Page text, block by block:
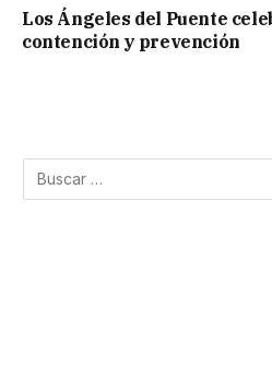
Los Ángeles del Puente
contención y prevención